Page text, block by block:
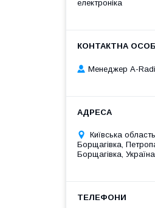
електроніка
Менеджер A-
Київська
Борщагівка,
Борщагівка, Україна